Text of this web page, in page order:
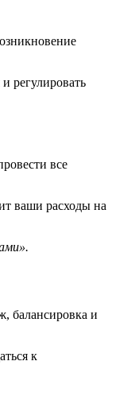
регулировать
все
ваши расходы на
балансировка и
к